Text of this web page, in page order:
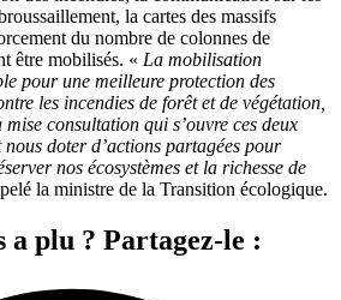
la cartes des massifs
du nombre de colonnes de
être mobilisés. « La mobilisation
pour une meilleure protection des
les incendies de forêt et de végétation,
consultation qui s’ouvre ces deux
doter d’actions partagées pour
nos écosystèmes et la richesse de
la ministre de la Transition écologique.
a plu ? Partagez-le :